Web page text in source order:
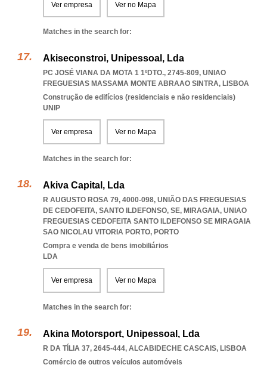
Ver empresa Ver no Mapa
Matches in the search for:
Akiseconstroi, Unipessoal, Lda
PC JOSÉ VIANA DA MOTA 1 1ºDTO., 2745-809, UNIAO
FREGUESIAS MASSAMA MONTE ABRAAO SINTRA, LISBOA
Construção de edifícios (residenciais e não residenciais)
UNIP
Ver empresa Ver no Mapa
Matches in the search for:
Akiva Capital, Lda
R AUGUSTO ROSA 79, 4000-098, UNIÃO DAS FREGUESIAS
DE CEDOFEITA, SANTO ILDEFONSO, SE, MIRAGAIA, UNIAO
FREGUESIAS CEDOFEITA SANTO ILDEFONSO SE MIRAGAIA
SAO NICOLAU VITORIA PORTO, PORTO
Compra e venda de bens imobiliários
LDA
Ver empresa Ver no Mapa
Matches in the search for:
Akina Motorsport, Unipessoal, Lda
R DA TÍLIA 37, 2645-444, ALCABIDECHE CASCAIS, LISBOA
Comércio de outros veículos automóveis